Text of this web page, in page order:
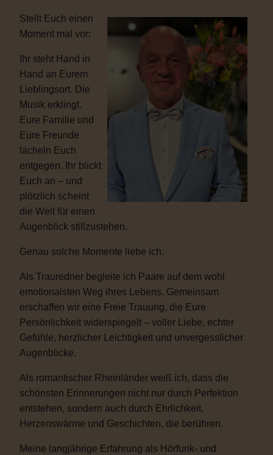
Stellt Euch einen
Moment mal vor:
Ihr steht Hand in
Hand an Eurem
Lieblingsort. Die
Musik erklingt.
Eure Familie und
Eure Freunde
lächeln Euch
entgegen. Ihr blickt
Euch an – und
plötzlich scheint
die Welt für einen
Augenblick stillzustehen.
Genau solche Momente liebe ich.
Als Trauredner begleite ich Paare auf dem wohl
emotionalsten Weg ihres Lebens. Gemeinsam
erschaffen wir eine Freie Trauung, die Eure
Persönlichkeit widerspiegelt – voller Liebe, echter
Gefühle, herzlicher Leichtigkeit und unvergesslicher
Augenblicke.
Als romantischer Rheinländer weiß ich, dass die
schönsten Erinnerungen nicht nur durch Perfektion
entstehen, sondern auch durch Ehrlichkeit,
Herzenswärme und Geschichten, die berühren.
Meine langjährige Erfahrung als Hörfunk- und